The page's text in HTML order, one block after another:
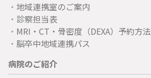
地域連携室のご案内
診察担当表
MRI・CT・骨密度（DEXA）予約方法
脳卒中地域連携パス
病院のご紹介